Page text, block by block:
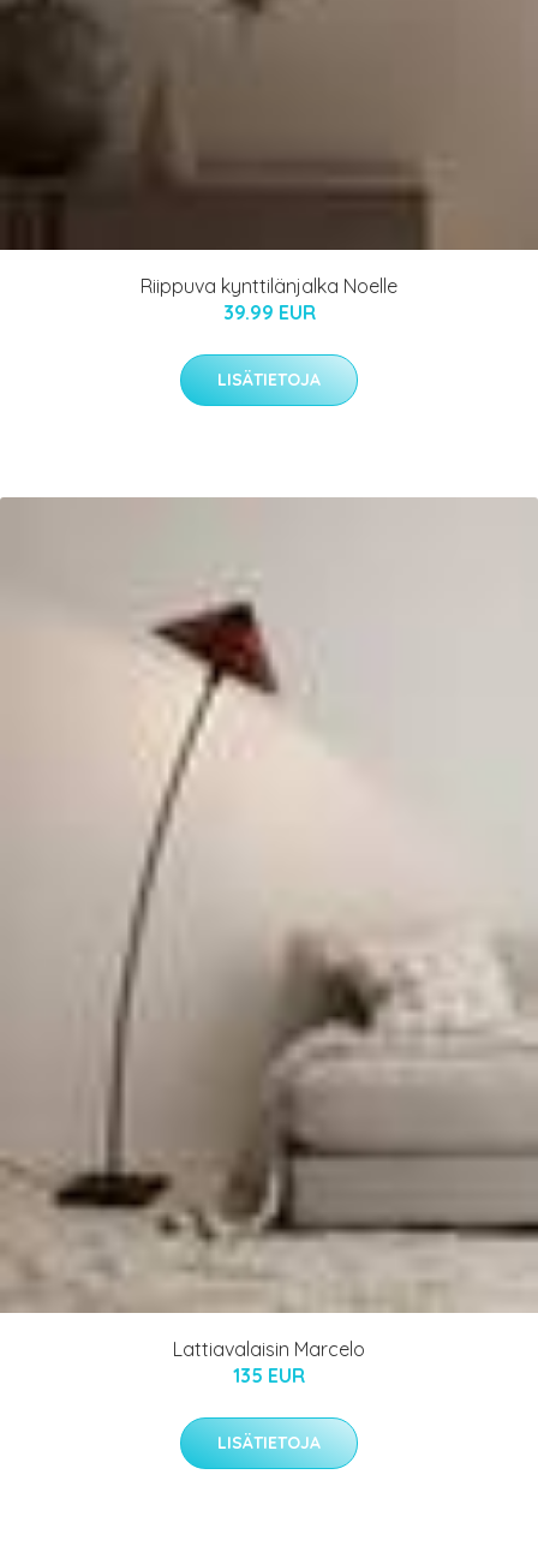
Riippuva kynttilänjalka Noelle
39.99 EUR
LISÄTIETOJA
Lattiavalaisin Marcelo
135 EUR
LISÄTIETOJA